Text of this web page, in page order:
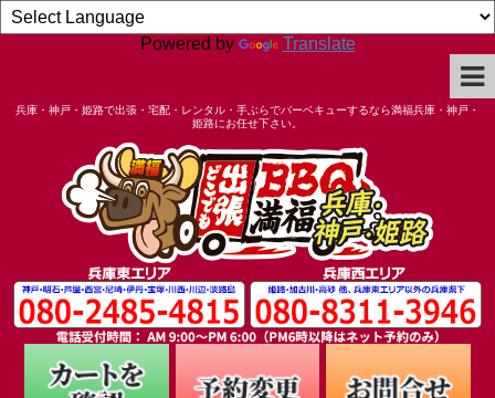
Powered by Translate
兵庫・神戸・姫路で出張・宅配・レンタル・手ぶらでバーベキューするなら満福兵庫・神戸・
姫路にお任せ下さい。